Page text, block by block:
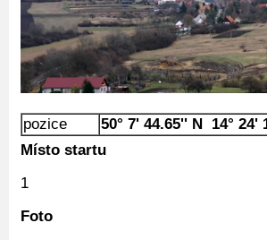
pozice
50° 7' 44.65'' N 14° 24'
Místo startu
1
Foto